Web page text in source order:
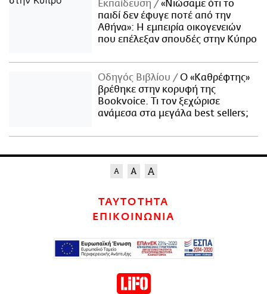
Εκπαίδευση
«Νιώσαμε ότι το
παιδί δεν έφυγε ποτέ από την
Αθήνα»: Η εμπειρία οικογενειών
που επέλεξαν σπουδές στην Κύπρο
Οδηγός Βιβλίου
Ο «Καθρέφτης»
βρέθηκε στην κορυφή της
Bookvoice. Τι τον ξεχώρισε
ανάμεσα στα μεγάλα best sellers;
ΤΑΥΤΟΤΗΤΑ
ΕΠΙΚΟΙΝΩΝΙΑ